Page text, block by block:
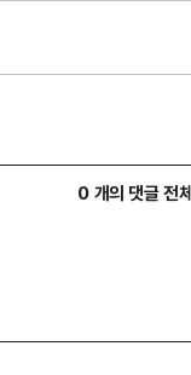
0 개의 댓글 전